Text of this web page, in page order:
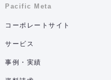
Pacific Meta
コーポレートサイト
サービス
事例・実績